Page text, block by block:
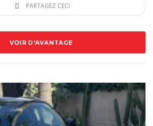
PARTAGEZ CECI
VOIR D'AVANTAGE